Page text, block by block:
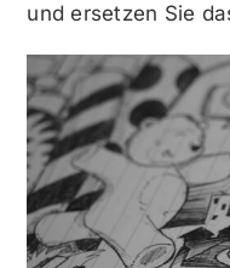
und ersetzen Sie